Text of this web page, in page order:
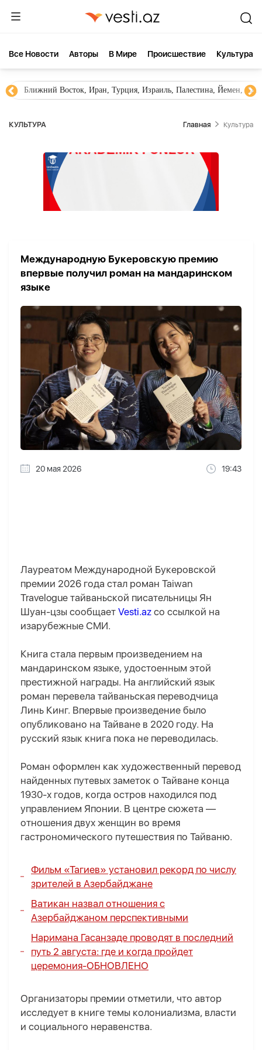
Все Новости Aвторы В Мире Происшествие Культура
Ближний Восток, Иран, Турция, Израиль, Палестина, Йемен,
КУЛЬТУРА Главная Культура
Международную Букеровскую премию
впервые получил роман на мандаринском
языке
20 мая 2026 19:43
Лауреатом Международной Букеровской
премии 2026 года стал роман Taiwan
Travelogue тайваньской писательницы Ян
Шуан-цзы сообщает Vesti.az со ссылкой на
изарубежные СМИ.
Книга стала первым произведением на
мандаринском языке, удостоенным этой
престижной награды. На английский язык
роман перевела тайваньская переводчица
Линь Кинг. Впервые произведение было
опубликовано на Тайване в 2020 году. На
русский язык книга пока не переводилась.
Роман оформлен как художественный перевод
найденных путевых заметок о Тайване конца
1930-х годов, когда остров находился под
управлением Японии. В центре сюжета —
отношения двух женщин во время
гастрономического путешествия по Тайваню.
Фильм «Тагиев» установил рекорд по числу
зрителей в Азербайджане
Ватикан назвал отношения с
Азербайджаном перспективными
Наримана Гасанзаде проводят в последний
путь 2 августа: где и когда пройдет
церемония-ОБНОВЛЕНО
Организаторы премии отметили, что автор
исследует в книге темы колониализма, власти
и социального неравенства.